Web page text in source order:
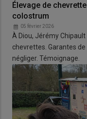
Élevage de
colostrum
05 février 2026
À Diou, Jérémy
chevrettes. Garantes
négliger. Témoignage.